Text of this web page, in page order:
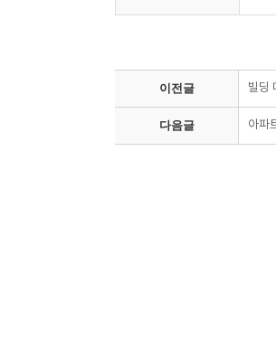
이전글 빌딩
다음글 아파